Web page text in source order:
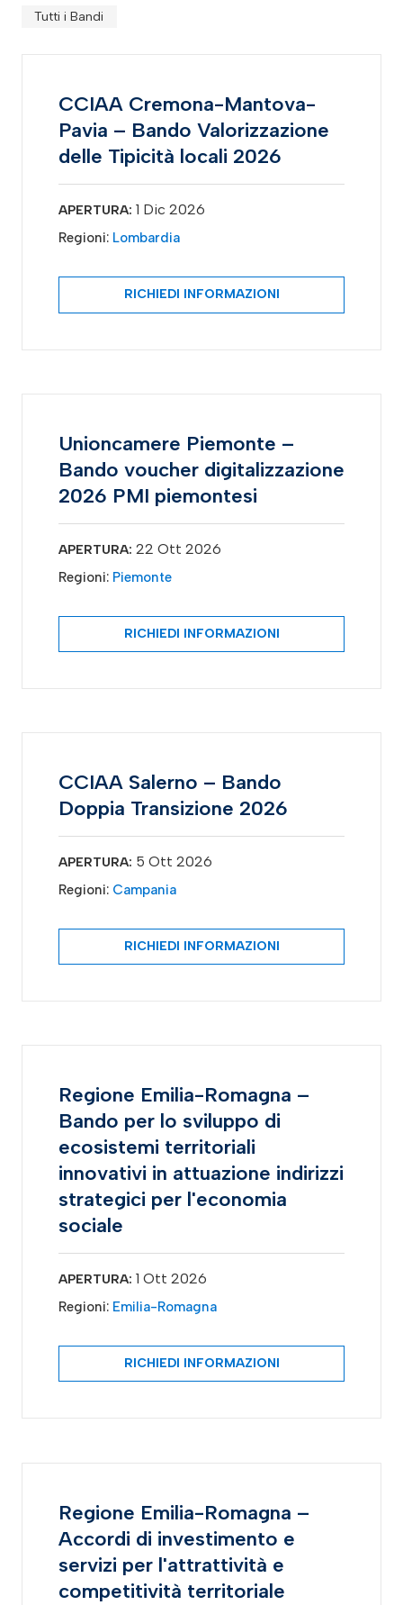
Tutti i Bandi
CCIAA Cremona-Mantova-
Pavia – Bando Valorizzazione
delle Tipicità locali 2026
APERTURA: 1 Dic 2026
Regioni: Lombardia
RICHIEDI INFORMAZIONI
Unioncamere Piemonte –
Bando voucher digitalizzazione
2026 PMI piemontesi
APERTURA: 22 Ott 2026
Regioni: Piemonte
RICHIEDI INFORMAZIONI
CCIAA Salerno – Bando
Doppia Transizione 2026
APERTURA: 5 Ott 2026
Regioni: Campania
RICHIEDI INFORMAZIONI
Regione Emilia-Romagna –
Bando per lo sviluppo di
ecosistemi territoriali
innovativi in attuazione indirizzi
strategici per l'economia
sociale
APERTURA: 1 Ott 2026
Regioni: Emilia-Romagna
RICHIEDI INFORMAZIONI
Regione Emilia-Romagna –
Accordi di investimento e
servizi per l'attrattività e
competitività territoriale